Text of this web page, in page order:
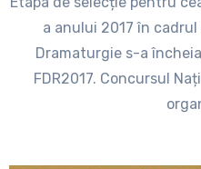
a anului 2017 în
Dramaturgie s-a
FDR2017. Concursul